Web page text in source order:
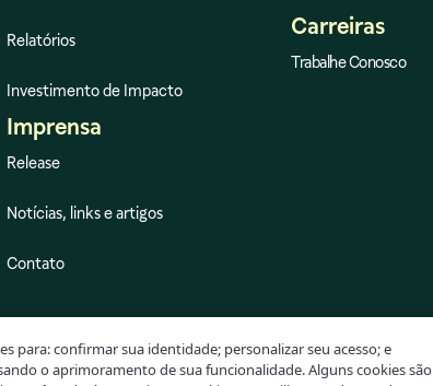
Relatórios
Investimento de Impacto
Imprensa
Release
Notícias, links e artigos
Contato
Carreiras
Trabalhe Conosco
para: confirmar sua identidade; personalizar seu acesso; e
o aprimoramento de sua funcionalidade. Alguns cookies são